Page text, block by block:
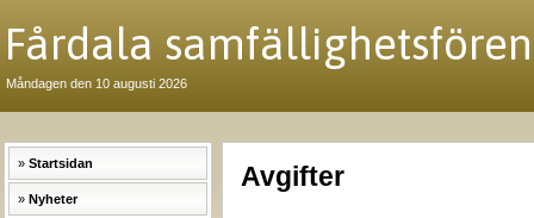
Fårdala
Måndagen den 10 augusti 2026
Startsidan
Nyheter
Avgifter